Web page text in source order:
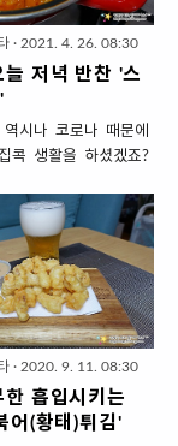
가장 좋아합니다. 어렸
으로만 먹던 물컹 물
는 맛있는 매력이 있
점점 더워질 것 같으니
맥주와 잘 어울리는
가지'를 소개해보겠습
'깐풍'은 전분물을 풀지
기)'를 매콤한 양념에
요리입니다. '깐풍가
를 깐풍기 스타일로 만
채소도~ ..
· 2021. 4. 26. 08:30
늘 저녁 반찬 '스
시나 코로나 때문에
콕 생활을 하셨겠죠?
고 볶느라 수고도 많았
. 드디어 요리지옥에서
입니다. 그러나 그 기
에 커피한잔 때리고
뭘 먹나~' 고민이 밀려
늘 저녁은 만만한 식재
담은 한냄비요리로
'만만한' 식재료라는 것
스팸, 그리고 두부되
은지야 냉장고 부품인
·2020. 9. 11. 08:30
한 흡입시키는
어(황태)튀김'